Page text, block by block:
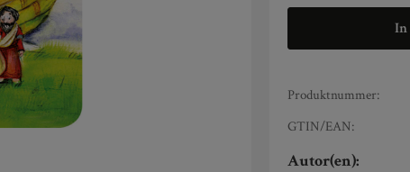
In
Produktnummer:
GTIN/EAN:
Autor(en):